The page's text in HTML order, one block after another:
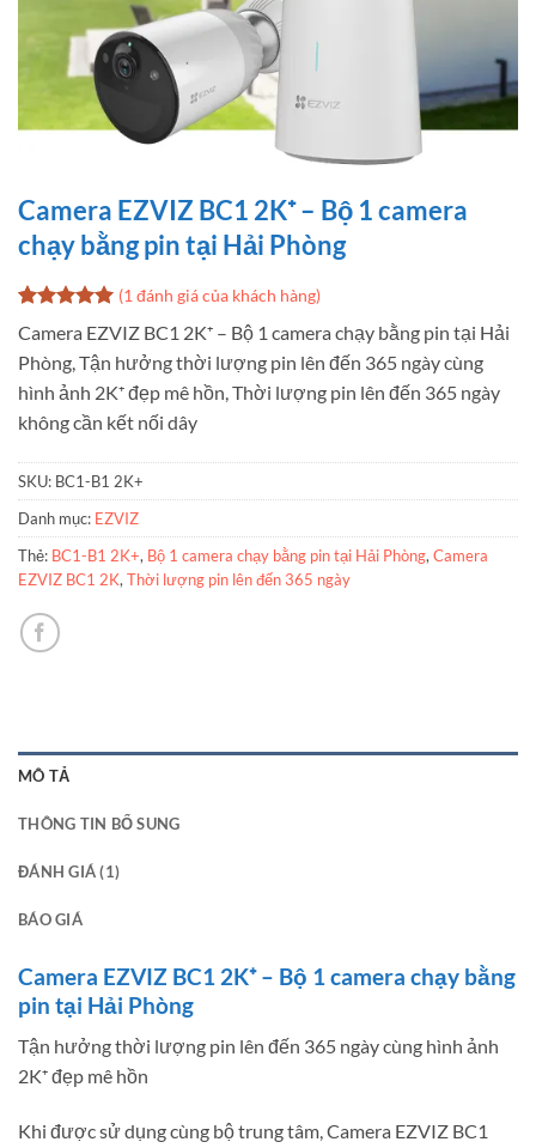
Camera EZVIZ BC1 2K⁺ – Bộ 1 camera
chạy bằng pin tại Hải Phòng
5trên 5
dựa trên
1
đánh giá
(1 đánh giá của khách hàng)
Camera EZVIZ BC1 2K⁺ – Bộ 1 camera chạy bằng pin tại Hải
Phòng, Tận hưởng thời lượng pin lên đến 365 ngày cùng
hình ảnh 2K⁺ đẹp mê hồn, Thời lượng pin lên đến 365 ngày
không cần kết nối dây
SKU: BC1-B1 2K+
Danh mục: EZVIZ
Thẻ: BC1-B1 2K+, Bộ 1 camera chạy bằng pin tại Hải Phòng, Camera
EZVIZ BC1 2K, Thời lượng pin lên đến 365 ngày
MÔ TẢ
THÔNG TIN BỔ SUNG
ĐÁNH GIÁ (1)
BÁO GIÁ
Camera EZVIZ BC1 2K⁺ – Bộ 1 camera chạy bằng
pin tại Hải Phòng
Tận hưởng thời lượng pin lên đến 365 ngày cùng hình ảnh
2K⁺ đẹp mê hồn
Khi được sử dụng cùng bộ trung tâm, Camera EZVIZ BC1